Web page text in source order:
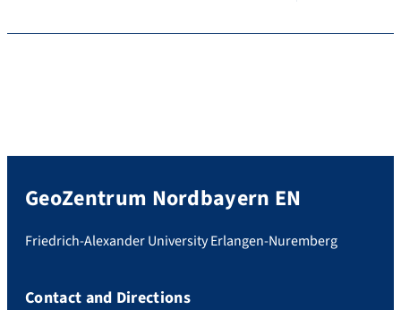
GeoZentrum Nordbayern EN
Friedrich-Alexander University Erlangen-Nuremberg
Contact and Directions